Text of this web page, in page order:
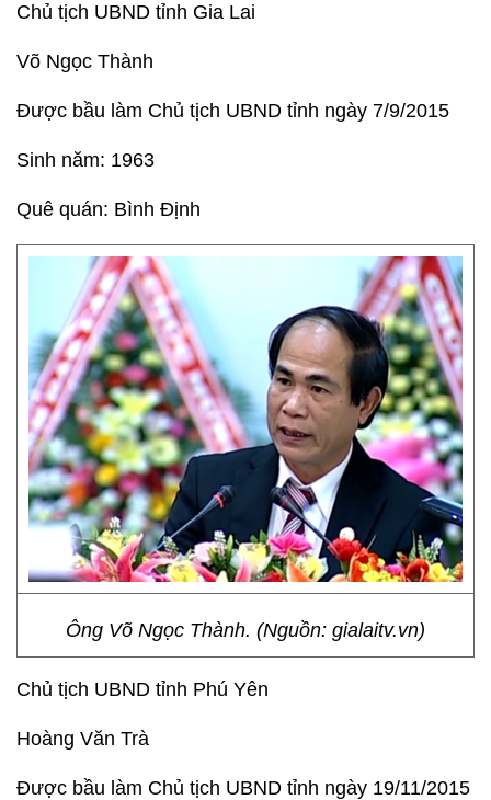
Chủ tịch UBND tỉnh Gia Lai
Võ Ngọc Thành
Được bầu làm Chủ tịch UBND tỉnh ngày 7/9/2015
Sinh năm: 1963
Quê quán: Bình Định
Ông Võ Ngọc Thành. (Nguồn: gialaitv.vn)
Chủ tịch UBND tỉnh Phú Yên
Hoàng Văn Trà
Được bầu làm Chủ tịch UBND tỉnh ngày 19/11/2015